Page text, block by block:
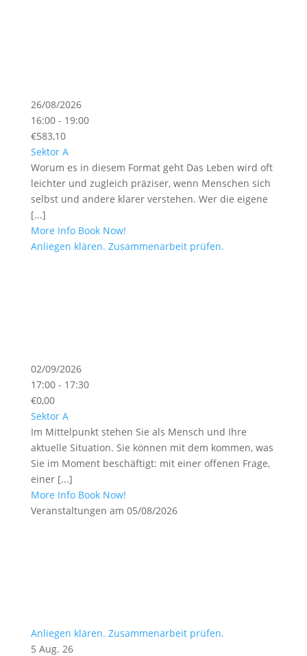
26/08/2026
16:00 - 19:00
€583,10
Sektor A
Worum es in diesem Format geht Das Leben wird oft
leichter und zugleich präziser, wenn Menschen sich
selbst und andere klarer verstehen. Wer die eigene
[...]
More Info Book Now!
Anliegen klären. Zusammenarbeit prüfen.
02/09/2026
17:00 - 17:30
€0,00
Sektor A
Im Mittelpunkt stehen Sie als Mensch und Ihre
aktuelle Situation. Sie können mit dem kommen, was
Sie im Moment beschäftigt: mit einer offenen Frage,
einer [...]
More Info Book Now!
Veranstaltungen am 05/08/2026
Anliegen klären. Zusammenarbeit prüfen.
5 Aug. 26